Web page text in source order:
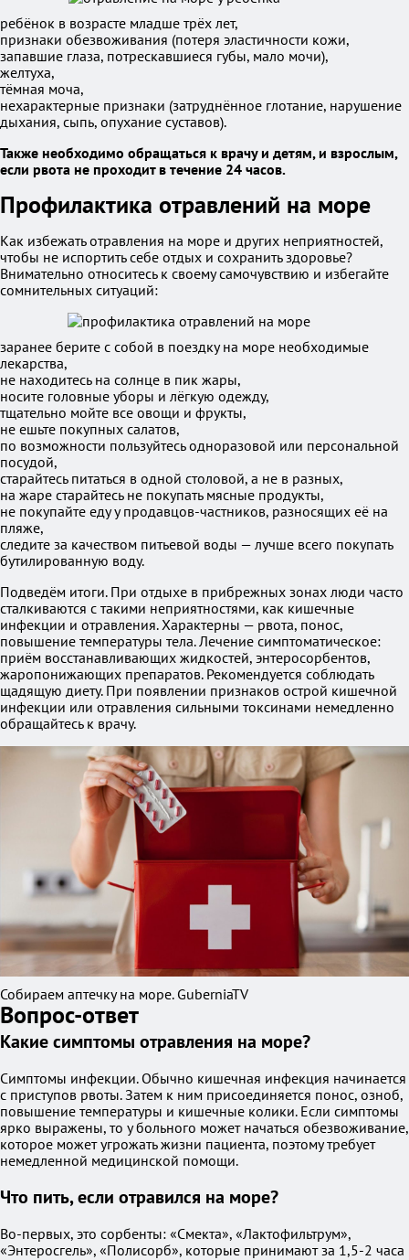
ребёнок в возрасте младше трёх лет,
признаки обезвоживания (потеря эластичности кожи,
запавшие глаза, потрескавшиеся губы, мало мочи),
желтуха,
тёмная моча,
нехарактерные признаки (затруднённое глотание, нарушение
дыхания, сыпь, опухание суставов).
Также необходимо обращаться к врачу и детям, и взрослым,
если рвота не проходит в течение 24 часов.
Профилактика отравлений на море
Как избежать отравления на море и других неприятностей,
чтобы не испортить себе отдых и сохранить здоровье?
Внимательно относитесь к своему самочувствию и избегайте
сомнительных ситуаций:
заранее берите с собой в поездку на море необходимые
лекарства,
не находитесь на солнце в пик жары,
носите головные уборы и лёгкую одежду,
тщательно мойте все овощи и фрукты,
не ешьте покупных салатов,
по возможности пользуйтесь одноразовой или персональной
посудой,
старайтесь питаться в одной столовой, а не в разных,
на жаре старайтесь не покупать мясные продукты,
не покупайте еду у продавцов-частников, разносящих её на
пляже,
следите за качеством питьевой воды — лучше всего покупать
бутилированную воду.
Подведём итоги. При отдыхе в прибрежных зонах люди часто
сталкиваются с такими неприятностями, как кишечные
инфекции и отравления. Характерны — рвота, понос,
повышение температуры тела. Лечение симптоматическое:
приём восстанавливающих жидкостей, энтеросорбентов,
жаропонижающих препаратов. Рекомендуется соблюдать
щадящую диету. При появлении признаков острой кишечной
инфекции или отравления сильными токсинами немедленно
обращайтесь к врачу.
Собираем аптечку на море. GuberniaTV
Вопрос-ответ
Какие симптомы отравления на море?
Симптомы инфекции. Обычно кишечная инфекция начинается
с приступов рвоты. Затем к ним присоединяется понос, озноб,
повышение температуры и кишечные колики. Если симптомы
ярко выражены, то у больного может начаться обезвоживание,
которое может угрожать жизни пациента, поэтому требует
немедленной медицинской помощи.
Что пить, если отравился на море?
Во-первых, это сорбенты: «Смекта», «Лактофильтрум»,
«Энтеросгель», «Полисорб», которые принимают за 1,5-2 часа